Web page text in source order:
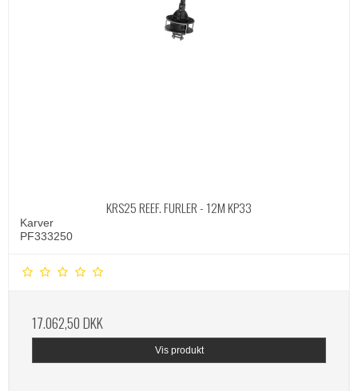
KRS25 REEF. FURLER - 12M KP33
Karver
PF333250
17.062,50 DKK
Vis produkt